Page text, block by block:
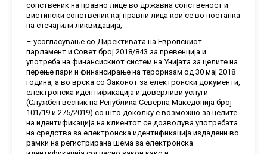
сопственик на правно лице во државна сопственост и
вистински сопственик кај правни лица кои се во постапка
на стечај или ликвидација;
– усогласување со Директивата на Европскиот
парламент и Совет број 2018/843 за превенција и
употреба на финансискиот систем на Унијата за целите на
перење пари и финансирање на тероризам од 30 мај 2018
година, а во врска со Законот за електронски документи,
електронска идентификација и доверливи услуги
(Службен весник на Република Северна Македонија број
101/19 и 275/2019) со што доколку е возможно за целите
на идентификација на клиентот се дозволува употребата
на средства за електронска идентификација издадени во
рамки на регистрирана шема за електронска